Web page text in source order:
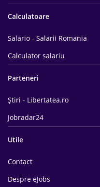
Calculatoare
Salario - Salarii Romania
Calculator salariu
Parteneri
Știri - Libertatea.ro
Jobradar24
Utile
Contact
Despre eJobs